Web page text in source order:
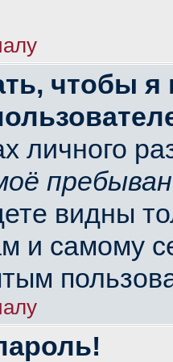
чтобы
личного
видны
и самому